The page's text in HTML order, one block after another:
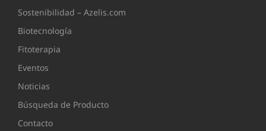
Sostenibilidad – Azelis.com
Biotecnología
Fitoterapia
Eventos
Noticias
Búsqueda de Producto
Contacto